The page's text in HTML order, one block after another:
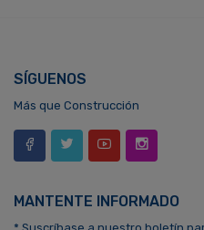
SÍGUENOS
Más que Construcción
MANTENTE INFORMADO
* Suscríbase a nuestro boletín